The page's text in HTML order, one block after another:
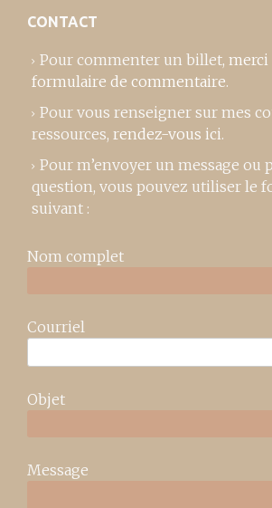
CONTACT
Pour commenter un billet, merci
formulaire de commentaire.
Pour vous renseigner sur mes
ressources, rendez-vous ici.
Pour m’envoyer un message ou
question, vous pouvez utiliser le
suivant :
Nom complet
Courriel
Objet
Message